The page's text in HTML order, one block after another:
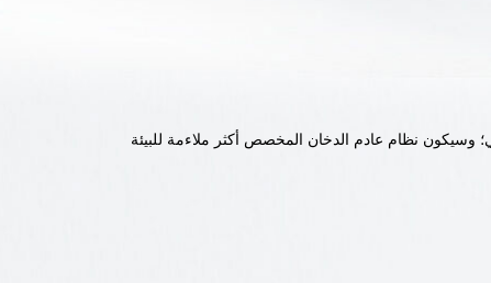
وسيكون نظام عادم الدخان المخصص أكثر ملاءمة للبيئة